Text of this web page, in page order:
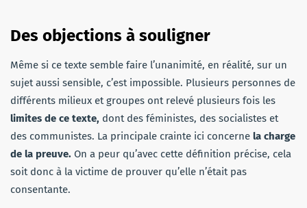
Des objections à souligner
Même si ce texte semble faire l’unanimité, en réalité, sur un
sujet aussi sensible, c’est impossible. Plusieurs personnes de
différents milieux et groupes ont relevé plusieurs fois les
limites de ce texte, dont des féministes, des socialistes et
des communistes. La principale crainte ici concerne la charge
de la preuve. On a peur qu’avec cette définition précise, cela
soit donc à la victime de prouver qu’elle n’était pas
consentante.